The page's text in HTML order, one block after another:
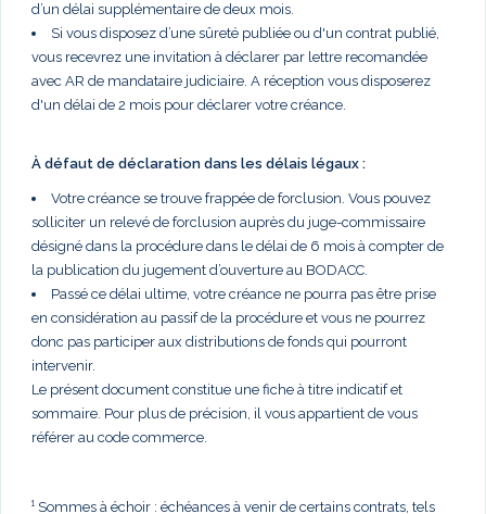
d’un délai supplémentaire de deux mois.
Si vous disposez d’une sûreté publiée ou d'un contrat publié,
vous recevrez une invitation à déclarer par lettre recomandée
avec AR de mandataire judiciaire. A réception vous disposerez
d'un délai de 2 mois pour déclarer votre créance.
À défaut de déclaration dans les délais légaux :
Votre créance se trouve frappée de forclusion. Vous pouvez
solliciter un relevé de forclusion auprès du juge-commissaire
désigné dans la procédure dans le délai de 6 mois à compter de
la publication du jugement d’ouverture au BODACC.
Passé ce délai ultime, votre créance ne pourra pas être prise
en considération au passif de la procédure et vous ne pourrez
donc pas participer aux distributions de fonds qui pourront
intervenir.
Le présent document constitue une fiche à titre indicatif et
sommaire. Pour plus de précision, il vous appartient de vous
référer au code commerce.
¹ Sommes à échoir : échéances à venir de certains contrats, tels